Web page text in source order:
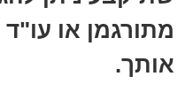
מתורגמן או
אותך.